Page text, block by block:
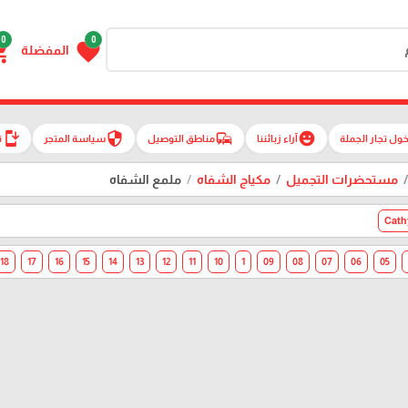
0
favorite المفضلة
0
تجار الجملة emoji_emotionsآراء زبائننا commuteمناطق التوصيل securityسياسة المتجر install_mobile
مستحضرات التجميل مكياج الشفاه ملمع الشفاه
05
06
07
08
09
1
10
11
12
13
14
15
16
17
18